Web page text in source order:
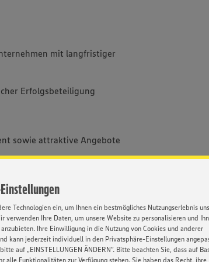
Technologien ein, um Ihnen ein bestmögliches Nutzungserlebnis
verwenden Ihre Daten, um unsere Website zu personalisieren und
Ihre Einwilligung in die Nutzung von Cookies und anderer
kann jederzeit individuell in den Privatsphäre-Einstellungen
auf „EINSTELLUNGEN ÄNDERN”. Bitte beachten Sie, dass auf
alle Funktionalitäten zur Verfügung stehen. Sie haben das Recht, ihre
mit langfristiger
Erfolgsbeteiligung
sowie attraktive Angebote
und fachlichen